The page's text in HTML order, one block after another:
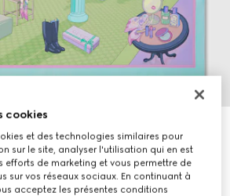
imprimé
cookies
et des technologies similaires pour
sur le site, analyser l'utilisation qui en est
efforts de marketing et vous permettre de
sur vos réseaux sociaux. En continuant à
acceptez les présentes conditions